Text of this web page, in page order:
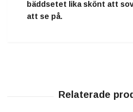
bäddsetet lika skönt att
att se på.